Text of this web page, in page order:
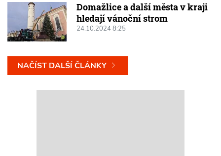
Domažlice a další města v kraji
hledají vánoční strom
24.10.2024 8:25
NAČÍST DALŠÍ ČLÁNKY